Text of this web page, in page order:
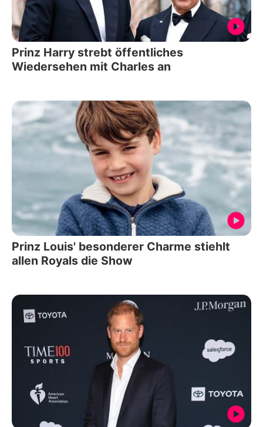
Prinz Harry strebt öffentliches
Wiedersehen mit Charles an
Prinz Louis' besonderer Charme stiehlt
allen Royals die Show